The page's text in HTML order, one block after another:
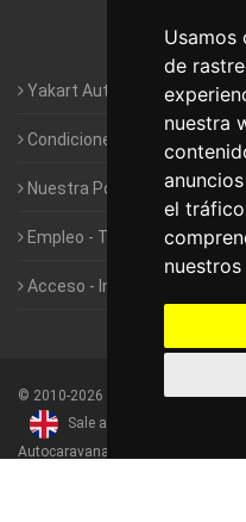
Usamos
de
nuestra
el
Yakart Autocaravanas · La
Condiciones de Alquiler de
Nuestra Política de
Empleo - Trabaja con
Acceso - Intranet de
© 2010-2026 Yakart
Sale and rentals of
Autocaravanas